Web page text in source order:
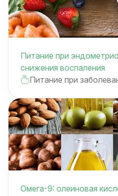
Питание при
снижения воспаления
Питание при
Омега-9: олеиновая